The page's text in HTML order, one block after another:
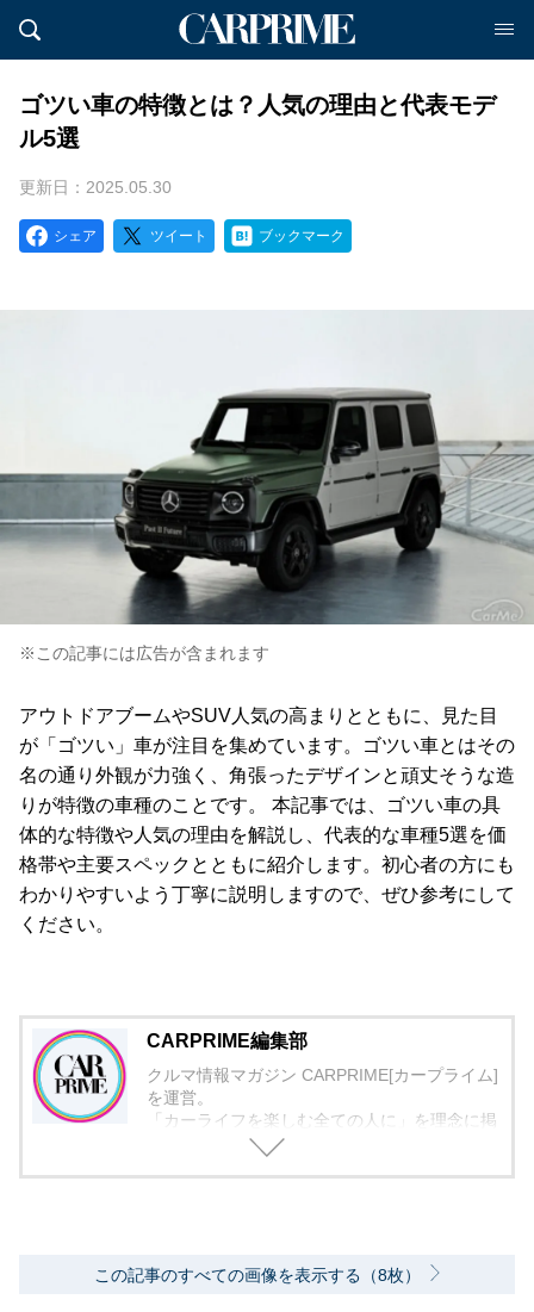
ゴツい車の特徴とは？人気の理由と代表モデ
ル5選
更新日：2025.05.30
シェア ツイート ブックマーク
※この記事には広告が含まれます
アウトドアブームやSUV人気の高まりとともに、見た目
が「ゴツい」車が注目を集めています。ゴツい車とはその
名の通り外観が力強く、角張ったデザインと頑丈そうな造
りが特徴の車種のことです。 本記事では、ゴツい車の具
体的な特徴や人気の理由を解説し、代表的な車種5選を価
格帯や主要スペックとともに紹介します。初心者の方にも
わかりやすいよう丁寧に説明しますので、ぜひ参考にして
ください。
CARPRIME編集部
クルマ情報マガジン CARPRIME[カープライム]
を運営。
「カーライフを楽しむ全ての人に」を理念に掲
げ、編集に取り組んでいます。
この記事のすべての画像を表示する（8枚）